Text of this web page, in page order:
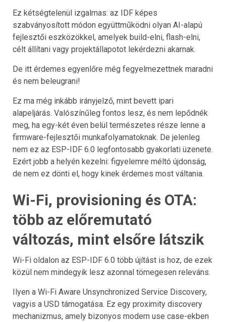
Ez kétségtelenül izgalmas: az IDF képes
szabványosított módon együttműködni olyan AI-alapú
fejlesztői eszközökkel, amelyek build-elni, flash-elni,
célt állítani vagy projektállapotot lekérdezni akarnak.
De itt érdemes egyenlőre még fegyelmezettnek maradni
és nem beleugrani!
Ez ma még inkább irányjelző, mint bevett ipari
alapeljárás. Valószínűleg fontos lesz, és nem lepődnék
meg, ha egy-két éven belül természetes része lenne a
firmware-fejlesztői munkafolyamatoknak. De jelenleg
nem ez az ESP-IDF 6.0 legfontosabb gyakorlati üzenete.
Ezért jobb a helyén kezelni: figyelemre méltó újdonság,
de nem ez dönti el, hogy kinek érdemes most váltania.
Wi-Fi, provisioning és OTA:
több az előremutató
változás, mint elsőre látszik
Wi-Fi oldalon az ESP-IDF 6.0 több újítást is hoz, de ezek
közül nem mindegyik lesz azonnal tömegesen releváns.
Ilyen a Wi-Fi Aware Unsynchronized Service Discovery,
vagyis a USD támogatása. Ez egy proximity discovery
mechanizmus, amely bizonyos modern use case-ekben